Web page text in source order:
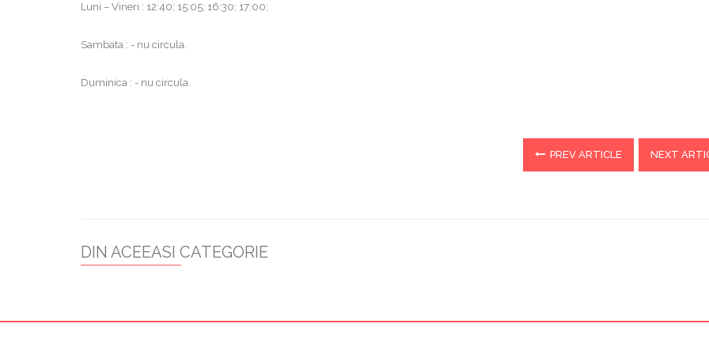
Luni – Vineri : 12:40; 15:05; 16:30; 17:00;
Sambata : - nu circula.
Duminica : - nu circula.
PREV ARTICLE NEXT
DIN ACEEASI CATEGORIE